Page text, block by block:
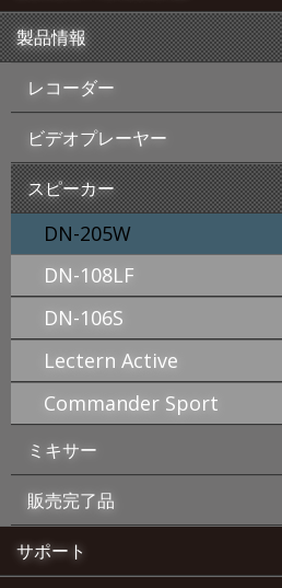
製品情報
レコーダー
ビデオプレーヤー
スピーカー
DN-205W
DN-108LF
DN-106S
Lectern Active
Commander Sport
ミキサー
販売完了品
サポート